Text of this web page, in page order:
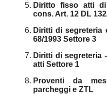
Diritto fisso atti
cons. Art. 12 DL
Diritti di segreteria
68/1993 Settore 3
Diritti di segreteria
atti Settore 1
Proventi da
parcheggi e ZTL